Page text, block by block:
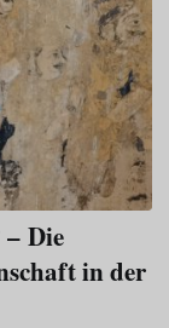
Die
in der